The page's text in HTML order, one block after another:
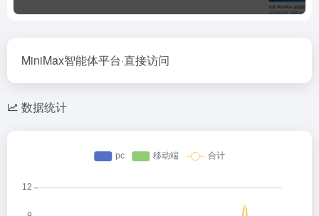
MiniMax智能体平台·直接访问
数据统计